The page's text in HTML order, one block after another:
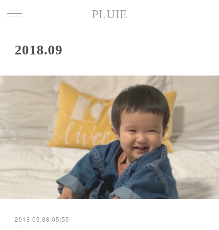
PLUIE
2018.09
2018.09.08 05:55